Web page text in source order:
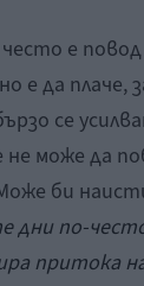
е
е да плаче,
се
не може да
би
дни по-
притока